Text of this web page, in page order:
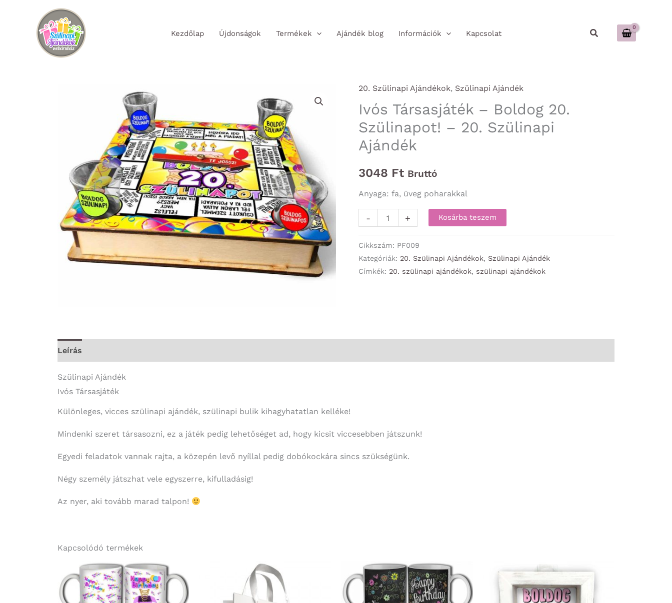
Kezdőlap Újdonságok Termékek Ajándék blog Információk Kapcsolat Keresés
20. Szülinapi Ajándékok, Szülinapi Ajándék
Ivós Társasjáték – Boldog 20.
Szülinapot! – 20. Szülinapi
Ajándék
3048 Ft Bruttó
Anyaga: fa, üveg poharakkal
-
-
Boldog
20.
mennyiség
+ Kosárba teszem
Cikkszám: PF009
Kategóriák: 20. Szülinapi Ajándékok, Szülinapi Ajándék
Címkék: 20. szülinapi ajándékok, szülinapi ajándékok
Leírás
Szülinapi Ajándék
Ivós Társasjáték
Különleges, vicces szülinapi ajándék, szülinapi bulik kihagyhatatlan kelléke!
Mindenki szeret társasozni, ez a játék pedig lehetőséget ad, hogy kicsit viccesebben játszunk!
Egyedi feladatok vannak rajta, a közepén levő nyíllal pedig dobókockára sincs szükségünk.
Négy személy játszhat vele egyszerre, kifulladásig!
Az nyer, aki tovább marad talpon!
Kapcsolódó termékek